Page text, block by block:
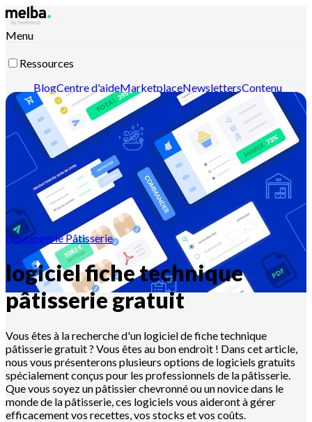
Menu
Ressources
BlogCentre d'aideMarketplaceNewslettersContenu
intelligentDocumentation APIDocumentation MCP
Contactez-nousDécouvrir melba
Boulangerie Pâtisserie
logiciel fiche technique
pâtisserie gratuit
Vous êtes à la recherche d'un logiciel de fiche technique
pâtisserie gratuit ? Vous êtes au bon endroit ! Dans cet article,
nous vous présenterons plusieurs options de logiciels gratuits
spécialement conçus pour les professionnels de la pâtisserie.
Que vous soyez un pâtissier chevronné ou un novice dans le
monde de la pâtisserie, ces logiciels vous aideront à gérer
efficacement vos recettes, vos stocks et vos coûts.